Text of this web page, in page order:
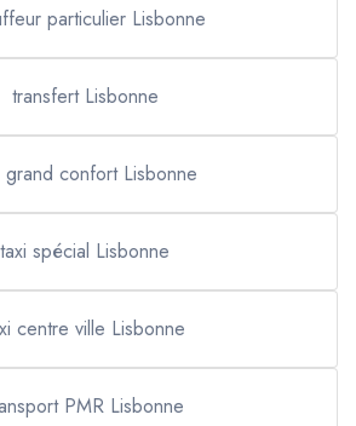
particulier Lisbonne
transfert Lisbonne
grand confort Lisbonne
taxi spécial Lisbonne
centre ville Lisbonne
PMR Lisbonne